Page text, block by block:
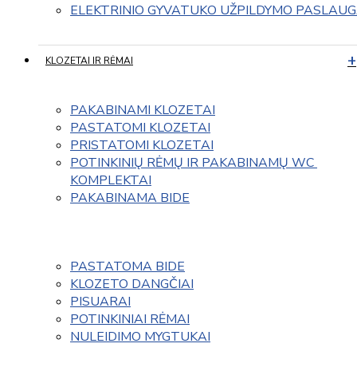
ELEKTRINIO GYVATUKO UŽPILDYMO
KLOZETAI IR RĖMAI
PAKABINAMI KLOZETAI
PASTATOMI KLOZETAI
PRISTATOMI KLOZETAI
POTINKINIŲ RĖMŲ IR PAKABINAMŲ WC
KOMPLEKTAI
PAKABINAMA BIDE
PASTATOMA BIDE
KLOZETO DANGČIAI
PISUARAI
POTINKINIAI RĖMAI
NULEIDIMO MYGTUKAI